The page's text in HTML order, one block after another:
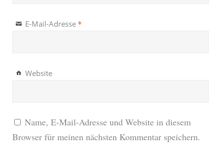
E-Mail-Adresse *
Website
Name, E-Mail-Adresse und Website in diesem
Browser für meinen nächsten Kommentar speichern.